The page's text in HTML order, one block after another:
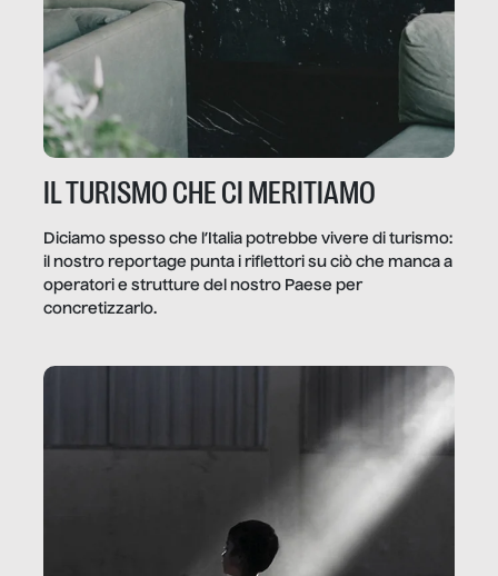
IL TURISMO CHE CI MERITIAMO
Diciamo spesso che l’Italia potrebbe vivere di turismo:
il nostro reportage punta i riflettori su ciò che manca a
operatori e strutture del nostro Paese per
concretizzarlo.